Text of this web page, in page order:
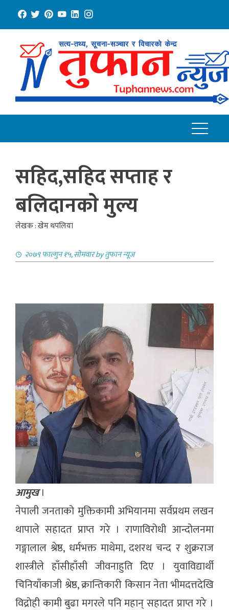
content
सहिद,सहिद सप्ताह र
बलिदानकाे मुल्य
लेखक : खेम थपलिया
२०७९ फाल्गुन १५, सोमवारbyतुफान न्यूज
आमुख।
नेपाली जनताको मुक्तिकामी अभियानमा सर्वप्रथम लखन
थापाले सहादत प्राप्त गरे । राणाविरोधी आन्दोलनमा
गङ्गालाल श्रेष्ठ, धर्मभक्त माथेमा, दशरथ चन्द र शुक्रराज
शास्त्रीले हाँसीहाँसी जीवनाहुति दिए । युवाविद्यार्थी
चिनियाँकाजी श्रेष्ठ, क्रान्तिकारी किसान नेता भीमदत्तदेखि
विद्रोही कामी बुढा मगरले पनि महान् सहादत प्राप्त गरे ।